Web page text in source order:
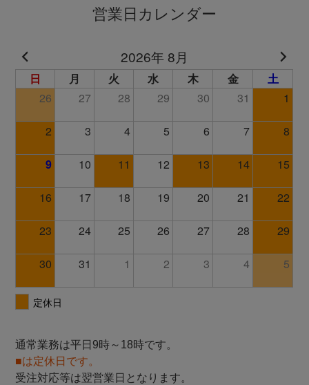
営業日カレンダー
通常業務は平日9時～18時です。
■は定休日です。
受注対応等は翌営業日となります。